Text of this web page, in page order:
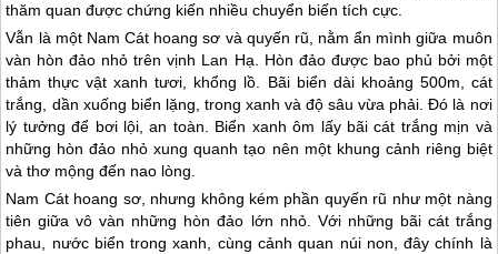
thăm quan được chứng kiến ​​nhiều chuyển biến tích cực.
Vẫn là một Nam Cát hoang sơ và quyến rũ, nằm ẩn mình giữa muôn
vàn hòn đảo nhỏ trên vịnh Lan Hạ. Hòn đảo được bao phủ bởi một
thảm thực vật xanh tươi, khổng lồ. Bãi biển dài khoảng 500m, cát
trắng, dần xuống biển lặng, trong xanh và độ sâu vừa phải. Đó là nơi
lý tưởng để bơi lội, an toàn. Biển xanh ôm lấy bãi cát trắng mịn và
những hòn đảo nhỏ xung quanh tạo nên một khung cảnh riêng biệt
và thơ mộng đến nao lòng.
Nam Cát hoang sơ, nhưng không kém phần quyến rũ như một nàng
tiên giữa vô vàn những hòn đảo lớn nhỏ. Với những bãi cát trắng
phau, nước biển trong xanh, cùng cảnh quan núi non, đây chính là